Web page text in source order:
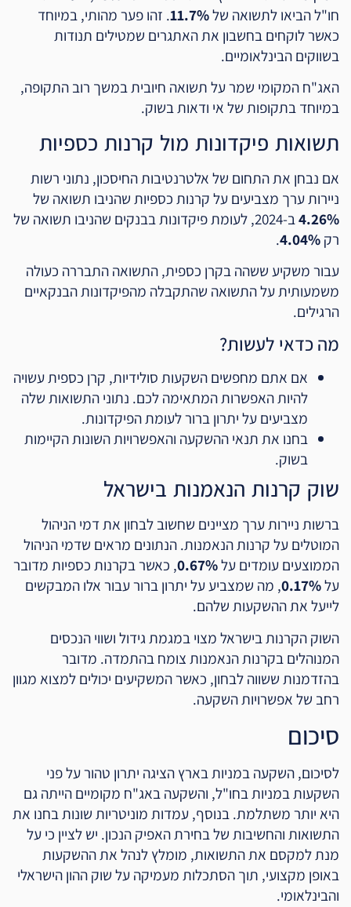
חו"ל הביאו לתשואה של11.7%. זהו פער מהותי, במיוחד
כאשר לוקחים בחשבון את האתגרים שמטילים תנודות
בשווקים הבינלאומיים.
האג"ח המקומי שמר על תשואה חיובית במשך רוב התקופה,
במיוחד בתקופות של אי ודאות בשוק.
תשואות פיקדונות מול קרנות כספיות
אם נבחן את התחום של אלטרנטיבות החיסכון, נתוני רשות
ניירות ערך מצביעים על קרנות כספיות שהניבו תשואה של
4.26%
ב-2024, לעומת פיקדונות בבנקים שהניבו תשואה של
רק4.04%
.
עבור משקיע ששהה בקרן כספית, התשואה התבררה כעולה
משמעותית על התשואה שהתקבלה מהפיקדונות הבנקאיים
הרגילים.
מה כדאי לעשות?
אם אתם מחפשים השקעות סולידיות, קרן כספית עשויה
להיות האפשרות המתאימה לכם. נתוני התשואות שלה
מצביעים על יתרון ברור לעומת הפיקדונות.
בחנו את תנאי ההשקעה והאפשרויות השונות הקיימות
בשוק.
שוק קרנות הנאמנות בישראל
ברשות ניירות ערך מציינים שחשוב לבחון את דמי הניהול
המוטלים על קרנות הנאמנות. הנתונים מראים שדמי הניהול
הממוצעים עומדים על0.67%, כאשר בקרנות כספיות מדובר
על0.17%, מה שמצביע על יתרון ברור עבור אלו המבקשים
לייעל את ההשקעות שלהם.
השוק הקרנות בישראל מצוי במגמת גידול ושווי הנכסים
המנוהלים בקרנות הנאמנות צומח בהתמדה. מדובר
בהזדמנות ששווה לבחון, כאשר המשקיעים יכולים למצוא מגוון
רחב של אפשרויות השקעה.
סיכום
לסיכום, השקעה במניות בארץ הציגה יתרון טהור על פני
השקעות במניות בחו"ל, והשקעה באג"ח מקומיים הייתה גם
היא יותר משתלמת. בנוסף, עמדות מוניטריות שונות בחנו את
התשואות והחשיבות של בחירת האפיק הנכון. יש לציין כי על
מנת למקסם את התשואות, מומלץ לנהל את ההשקעות
באופן מקצועי, תוך הסתכלות מעמיקה על שוק ההון הישראלי
והבינלאומי.